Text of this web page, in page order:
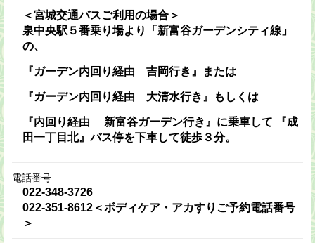
＜宮城交通バスご利用の場合＞
泉中央駅５番乗り場より「新富谷ガーデンシティ線」
の、
『ガーデン内回り経由 吉岡行き』または
『ガーデン内回り経由 大清水行き』もしくは
『内回り経由 新富谷ガーデン行き』に乗車して 『成
田一丁目北』バス停を下車して徒歩３分。
電話番号
022-348-3726
022-351-8612＜ボディケア・アカすりご予約電話番号
＞